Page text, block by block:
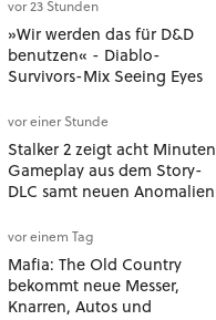
vor 23 Stunden
»Wir werden das für D&D
benutzen« - Diablo-
Survivors-Mix Seeing Eyes
nützliches Map-Tool
vor einer Stunde
Stalker 2 zeigt acht Minuten
Gameplay aus dem Story-
DLC samt neuen Anomalien
vor einem Tag
Mafia: The Old Country
bekommt neue Messer,
Knarren, Autos und